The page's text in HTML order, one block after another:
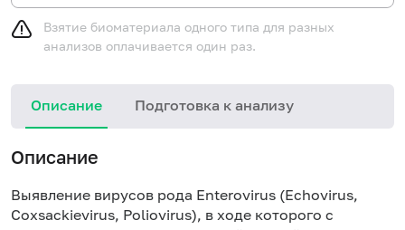
Взятие биоматериала одного типа для разных
анализов оплачивается один раз.
Описание Подготовка к анализу
Описание
Выявление вирусов рода Enterovirus (Echovirus,
Сoxsackievirus, Poliovirus), в ходе которого с